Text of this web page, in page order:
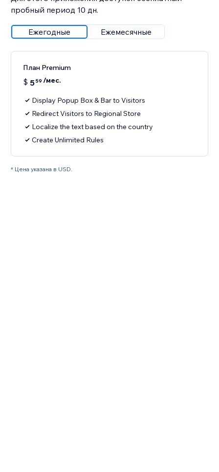
пробный период 10 дн.
Ежегодные Ежемесячные
План Premium
$ 559 /мес.
Display Popup Box & Bar to Visitors
Redirect Visitors to Regional Store
Localize the text based on the country
Create Unlimited Rules
* Цена указана в USD.